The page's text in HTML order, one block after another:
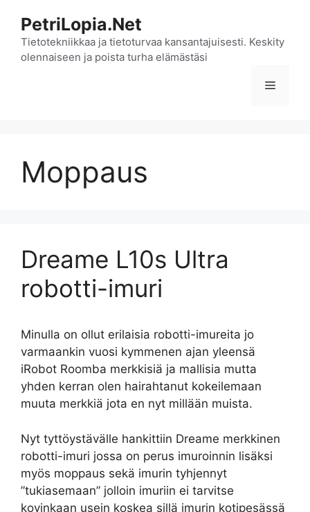
sisältöön
PetriLopia.Net
Tietotekniikkaa ja tietoturvaa kansantajuisesti. Keskity
olennaiseen ja poista turha elämästäsi
Valikko
Moppaus
Dreame L10s Ultra
robotti-imuri
Minulla on ollut erilaisia robotti-imureita jo
varmaankin vuosi kymmenen ajan yleensä
iRobot Roomba merkkisiä ja mallisia mutta
yhden kerran olen hairahtanut kokeilemaan
muuta merkkiä jota en nyt millään muista.
Nyt tyttöystävälle hankittiin Dreame merkkinen
robotti-imuri jossa on perus imuroinnin lisäksi
myös moppaus sekä imurin tyhjennyt
”tukiasemaan” jolloin imuriin ei tarvitse
kovinkaan usein koskea sillä imurin kotipesässä